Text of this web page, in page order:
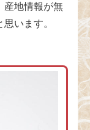
産地情報が無
います。